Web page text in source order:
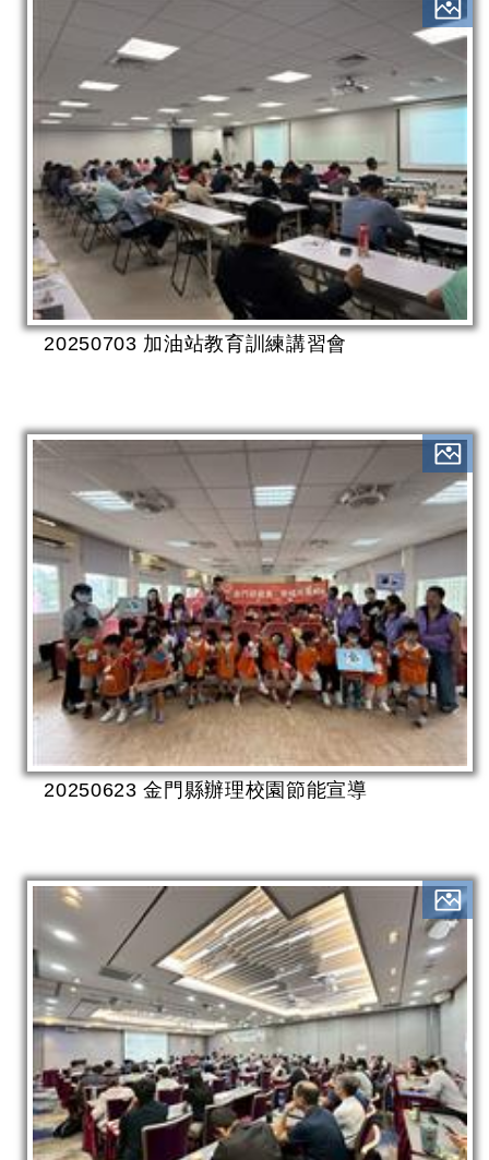
20250703 加油站教育訓練講習會
20250623 金門縣辦理校園節能宣導